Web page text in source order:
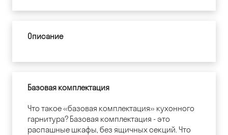
Описание
Базовая комплектация
Что такое «базовая комплектация» кухонного
гарнитура? Базовая комплектация - это
распашные шкафы, без ящичных секций. Что